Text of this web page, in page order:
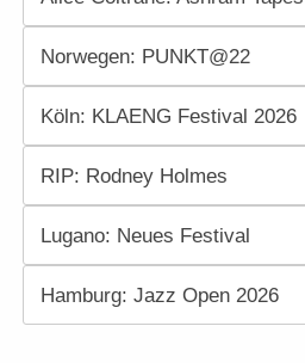
Norwegen: PUNKT@22
Köln: KLAENG Festival 2026
RIP: Rodney Holmes
Lugano: Neues Festival
Hamburg: Jazz Open 2026